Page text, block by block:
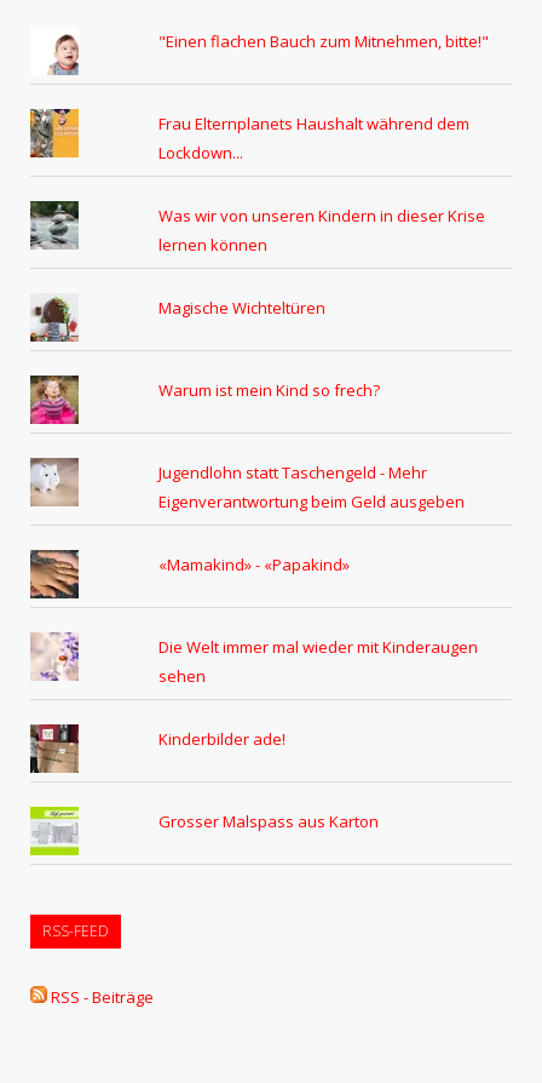
"Einen flachen Bauch zum Mitnehmen, bitte!"
Frau Elternplanets Haushalt während dem
Lockdown...
Was wir von unseren Kindern in dieser Krise
lernen können
Magische Wichteltüren
Warum ist mein Kind so frech?
Jugendlohn statt Taschengeld - Mehr
Eigenverantwortung beim Geld ausgeben
«Mamakind» - «Papakind»
Die Welt immer mal wieder mit Kinderaugen
sehen
Kinderbilder ade!
Grosser Malspass aus Karton
RSS-FEED
RSS - Beiträge